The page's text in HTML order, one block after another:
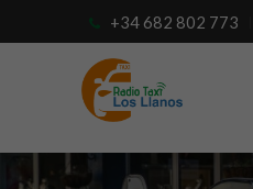
+34 682 802 773